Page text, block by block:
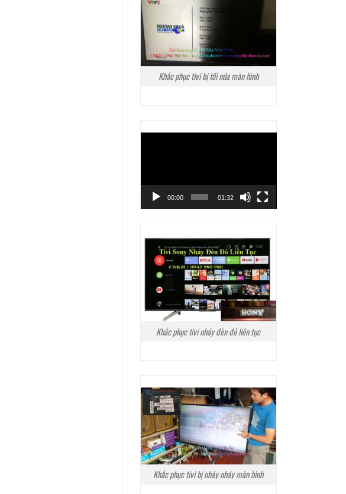
Khắc phục tivi bị tối nửa màn hình
00:00 01:32
Khắc phục tivi nháy đèn đỏ liên tục
Khắc phục tivi bị nháy nháy màn hình